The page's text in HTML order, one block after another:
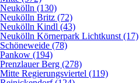
Neukölln (130)
Neukölln Britz (72)
Neukölln Kindl (43)
Neukölln Körnerpark Lichtkunst (17)
Schöneweide (78)
Pankow (194)
Prenzlauer Berg (278)
Mitte Regierungsviertel (119)